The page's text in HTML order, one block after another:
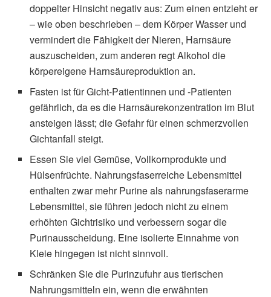
doppelter Hinsicht negativ aus: Zum einen entzieht er
– wie oben beschrieben – dem Körper Wasser und
vermindert die Fähigkeit der Nieren, Harnsäure
auszuscheiden, zum anderen regt Alkohol die
körpereigene Harnsäureproduktion an.
Fasten ist für Gicht-Patientinnen und -Patienten
gefährlich, da es die Harnsäurekonzentration im Blut
ansteigen lässt; die Gefahr für einen schmerzvollen
Gichtanfall steigt.
Essen Sie viel Gemüse, Vollkornprodukte und
Hülsenfrüchte. Nahrungsfaserreiche Lebensmittel
enthalten zwar mehr Purine als nahrungsfaserarme
Lebensmittel, sie führen jedoch nicht zu einem
erhöhten Gichtrisiko und verbessern sogar die
Purinausscheidung. Eine isolierte Einnahme von
Kleie hingegen ist nicht sinnvoll.
Schränken Sie die Purinzufuhr aus tierischen
Nahrungsmitteln ein, wenn die erwähnten